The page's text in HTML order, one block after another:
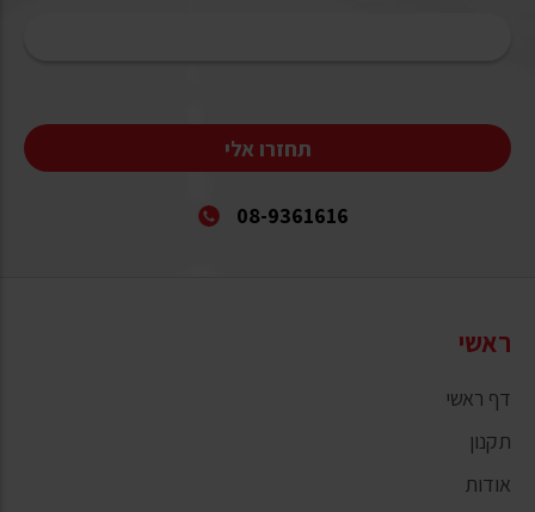
תחזרו אלי
08-9361616
ראשי
דף ראשי
תקנון
אודות